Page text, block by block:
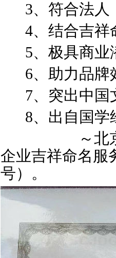
3、符合法人
4、结合吉祥
5、极具商业
6、助力品牌
7、突出中国
8、出自国学
～北京起名
企业吉祥命名服
号）。